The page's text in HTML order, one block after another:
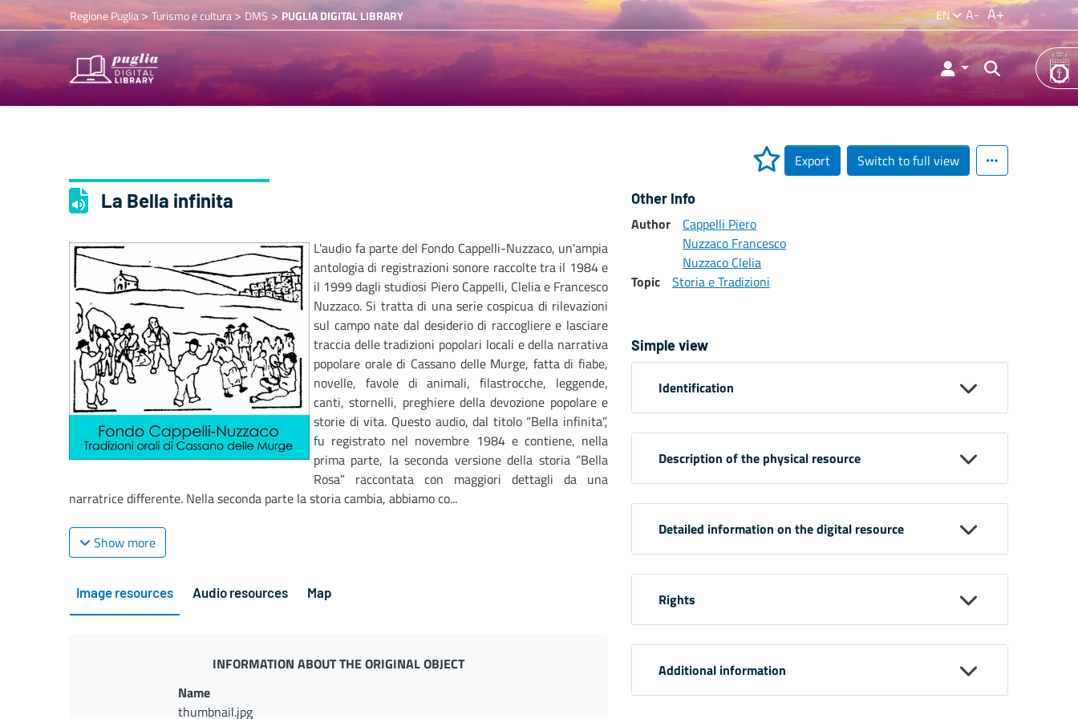
Regione Puglia> Turismo e cultura>DMS > PUGLIA DIGITAL LIBRARY EN A- A+
Export Switch to full view
La Bella infinita
L'audio fa parte del Fondo Cappelli-Nuzzaco, un'ampia
antologia di registrazioni sonore raccolte tra il 1984 e
il 1999 dagli studiosi Piero Cappelli, Clelia e Francesco
Nuzzaco. Si tratta di una serie cospicua di rilevazioni
sul campo nate dal desiderio di raccogliere e lasciare
traccia delle tradizioni popolari locali e della narrativa
popolare orale di Cassano delle Murge, fatta di fiabe,
novelle, favole di animali, filastrocche, leggende,
canti, stornelli, preghiere della devozione popolare e
storie di vita. Questo audio, dal titolo “Bella infinita”,
fu registrato nel novembre 1984 e contiene, nella
prima parte, la seconda versione della storia “Bella
Rosa” raccontata con maggiori dettagli da una
narratrice differente. Nella seconda parte la storia cambia, abbiamo co...
Show more
Image resources Audio resources Map
INFORMATION ABOUT THE ORIGINAL OBJECT
Name
thumbnail.jpg
Other Info
Author
Cappelli Piero
Nuzzaco Francesco
Nuzzaco Clelia
Topic
Storia e Tradizioni
Simple view
Identification
Description of the physical resource
Detailed information on the digital resource
Rights
Additional information